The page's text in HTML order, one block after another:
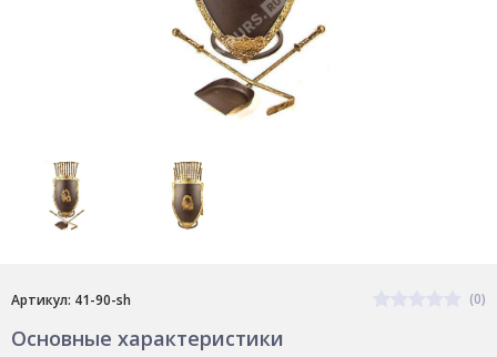
Артикул: 41-90-sh (0)
Основные характеристики